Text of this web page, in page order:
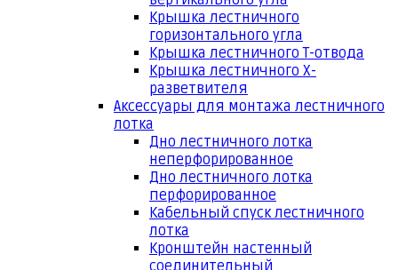
Крышка лестничного
горизонтального угла
Крышка лестничного Т-отвода
Крышка лестничного Х-
разветвителя
Аксессуары для монтажа лестничного
лотка
Дно лестничного лотка
неперфорированное
Дно лестничного лотка
перфорированное
Кабельный спуск лестничного
лотка
Кронштейн настенный
соединительный